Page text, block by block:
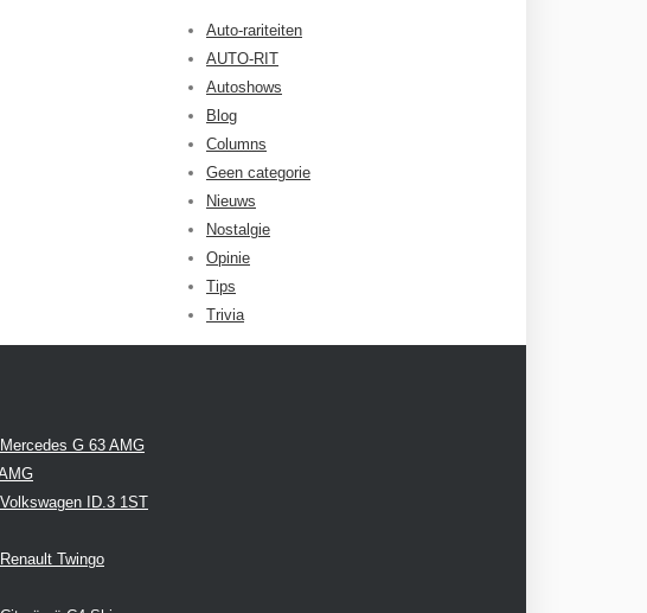
Auto-rariteiten
AUTO-RIT
Autoshows
Blog
Columns
Geen categorie
Nieuws
Nostalgie
Opinie
Tips
Trivia
G 63 AMG
ID.3 1ST
Twingo